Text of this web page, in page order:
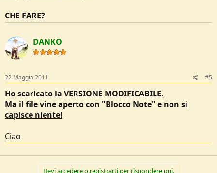
CHE FARE?
DANKO
22 Maggio 2011 #5
Ho scaricato la VERSIONE MODIFICABILE.
Ma il file vine aperto con "Blocco Note" e non si
capisce niente!
Ciao
Devi accedere o registrarti per rispondere qui.